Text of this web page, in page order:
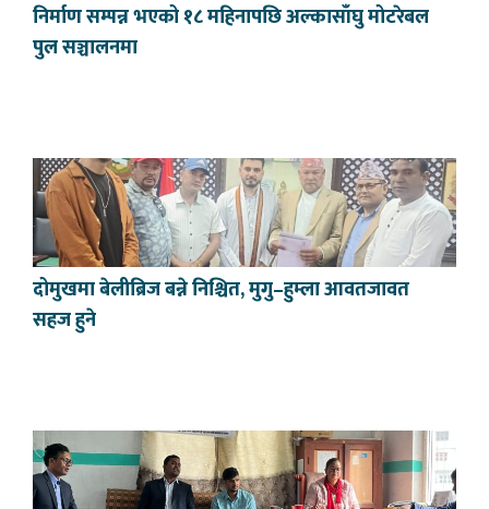
निर्माण सम्पन्न भएको १८ महिनापछि अल्कासाँघु मोटरेबल
पुल सञ्चालनमा
दोमुखमा बेलीब्रिज बन्ने निश्चित, मुगु–हुम्ला आवतजावत
सहज हुने